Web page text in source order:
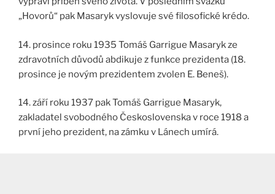
„Hovorů“ pak Masaryk vyslovuje své filosofické krédo.
14. prosince roku 1935 Tomáš Garrigue Masaryk ze
zdravotních důvodů abdikuje z funkce prezidenta (18.
prosince je novým prezidentem zvolen E. Beneš).
14. září roku 1937 pak Tomáš Garrigue Masaryk,
zakladatel svobodného Československa v roce 1918 a
první jeho prezident, na zámku v Lánech umírá.